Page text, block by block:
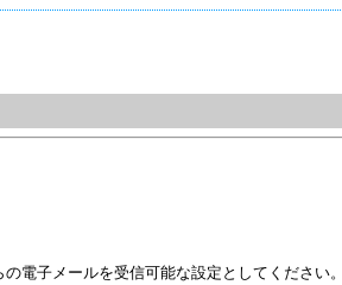
子メールを受信可能な設定としてください。